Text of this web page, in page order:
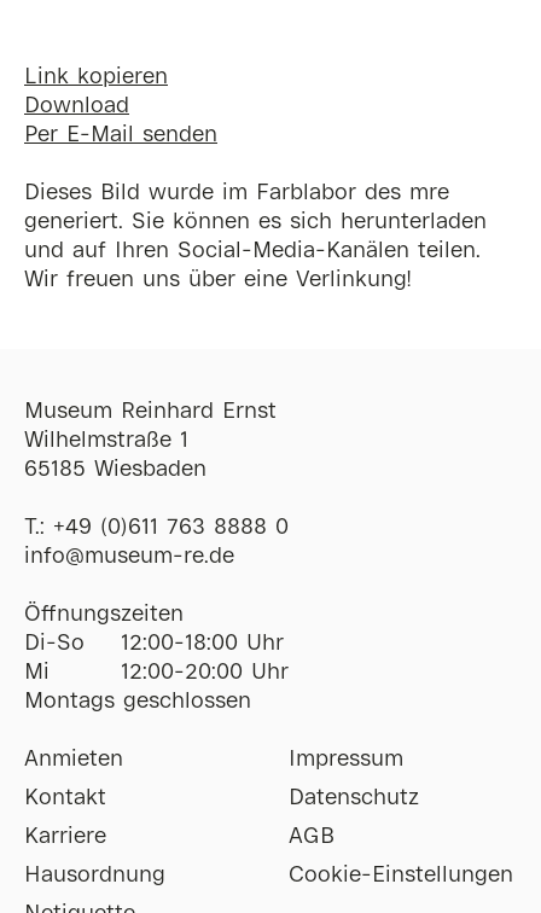
Link kopieren
Download
Per E-Mail senden
Dieses Bild wurde im Farblabor des mre
generiert. Sie können es sich herunterladen
und auf Ihren Social-Media-Kanälen teilen.
Wir freuen uns über eine Verlinkung!
Museum Reinhard Ernst
Wilhelmstraße 1
65185 Wiesbaden
T.: +49 (0)611 763 8888 0
ofni@museum-re de
Öffnungszeiten
Di-So
12:00-18:00 Uhr
Mi
12:00-20:00 Uhr
Montags geschlossen
Anmieten
Kontakt
Karriere
Hausordnung
Impressum
Datenschutz
AGB
Cookie-Einstellungen